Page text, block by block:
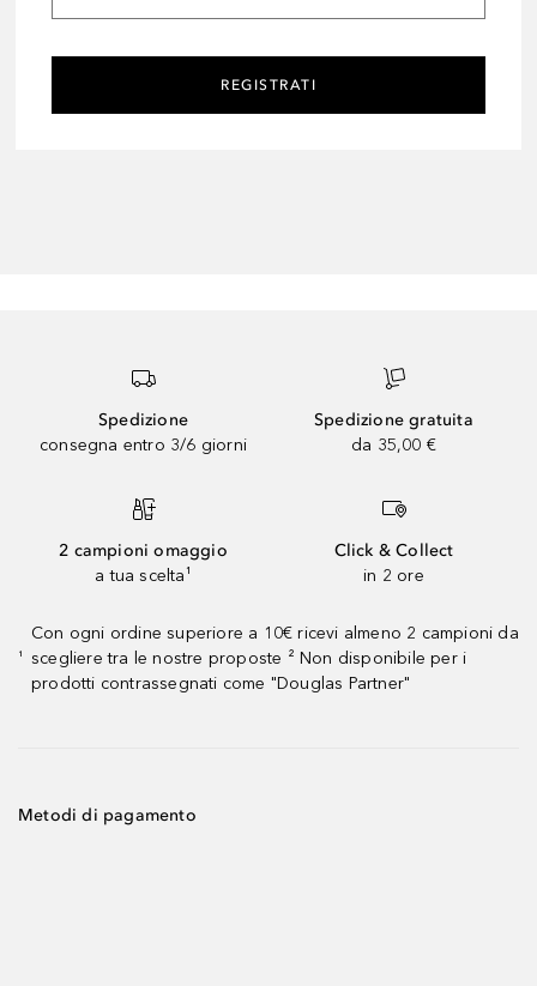
REGISTRATI
Spedizione
consegna entro 3/6 giorni
Spedizione gratuita
da 35,00 €
2 campioni omaggio
a tua scelta¹
Click & Collect
in 2 ore
¹
Con ogni ordine superiore a 10€ ricevi almeno 2 campioni da
scegliere tra le nostre proposte ² Non disponibile per i
prodotti contrassegnati come "Douglas Partner"
Metodi di pagamento